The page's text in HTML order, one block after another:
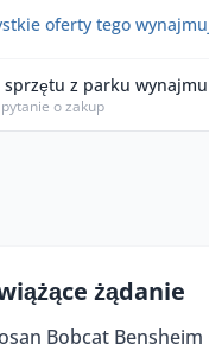
oferty tego
sprzętu z parku wynajmu
o zakup
żądanie
Bobcat Bensheim